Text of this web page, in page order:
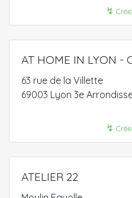
↯
AT HOME IN LYON -
63 rue de la Villette
69003 Lyon 3e
↯
ATELIER 22